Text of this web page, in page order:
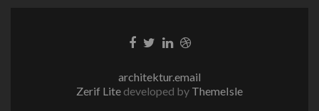
Facebook-
Twitter-
LinkedIn-
Dribble-
architektur.email
Zerif Lite developed by ThemeIsle